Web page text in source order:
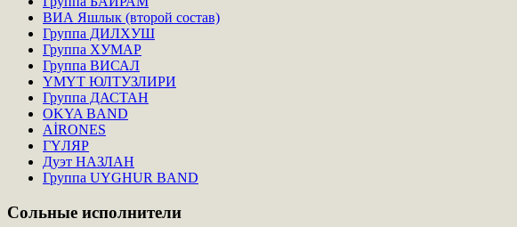
ВИА Яшлык (второй состав)
Группа ДИЛХУШ
Группа ХУМАР
Группа ВИСАЛ
ҮМҮТ ЮЛТУЗЛИРИ
Группа ДАСТАН
OKYA BAND
AİRONES
ГҮЛЯР
Дуэт НАЗЛАН
Группа UYGHUR BAND
Сольные исполнители